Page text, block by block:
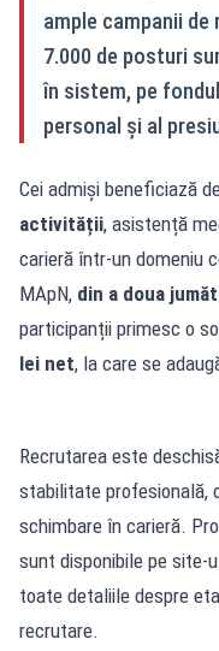
ample campanii
7.000 de posturi
în sistem, pe
personal și al
Cei admiși beneficiază
activității, asistență
carieră într-un domeniu
MApN, din a doua
participanții primesc o
lei net, la care se
Recrutarea este
stabilitate profesională,
schimbare în carieră.
sunt disponibile pe site-
toate detaliile despre
recrutare.